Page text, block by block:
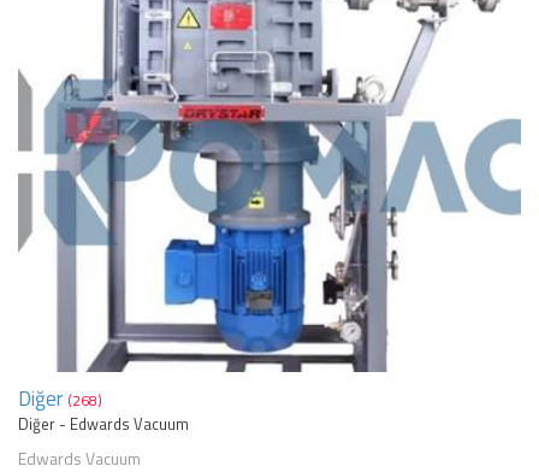
Diğer (268)
Diğer - Edwards Vacuum
Edwards Vacuum